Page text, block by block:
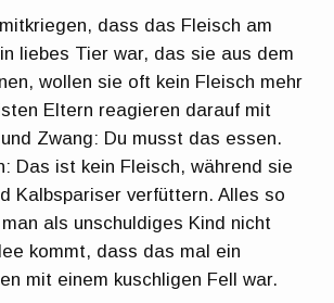
dass das Fleisch am
liebes Tier war, das sie aus dem
wollen sie oft kein Fleisch mehr
Eltern reagieren darauf mit
Zwang: Du musst das essen.
Das ist kein Fleisch, während sie
Kalbspariser verfüttern. Alles so
als unschuldiges Kind nicht
kommt, dass das mal ein
mit einem kuschligen Fell war.